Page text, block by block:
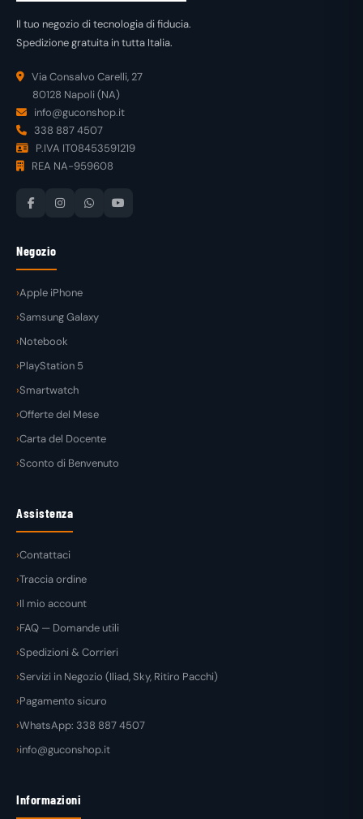
Il tuo negozio di tecnologia di fiducia.
Spedizione gratuita in tutta Italia.
Via Consalvo Carelli, 27
80128 Napoli (NA)
info@guconshop.it
338 887 4507
P.IVA IT08453591219
REA NA-959608
Negozio
Apple iPhone
Samsung Galaxy
Notebook
PlayStation 5
Smartwatch
Offerte del Mese
Carta del Docente
Sconto di Benvenuto
Assistenza
Contattaci
Traccia ordine
Il mio account
FAQ — Domande utili
Spedizioni & Corrieri
Servizi in Negozio (Iliad, Sky, Ritiro Pacchi)
Pagamento sicuro
WhatsApp: 338 887 4507
info@guconshop.it
Informazioni